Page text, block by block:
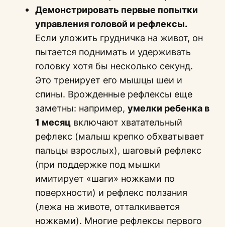
Демонстрировать первые попытки
управления головой и рефлексы.
Если уложить грудничка на живот, он
пытается поднимать и удерживать
головку хотя бы несколько секунд.
Это тренирует его мышцы шеи и
спины. Врожденные рефлексы еще
заметны: например,умелки ребенка в
1 месяц включают хватательный
рефлекс (малыш крепко обхватывает
пальцы взрослых), шаговый рефлекс
(при поддержке под мышки
имитирует «шаги» ножками по
поверхности) и рефлекс ползания
(лежа на животе, отталкивается
ножками). Многие рефлексы первого